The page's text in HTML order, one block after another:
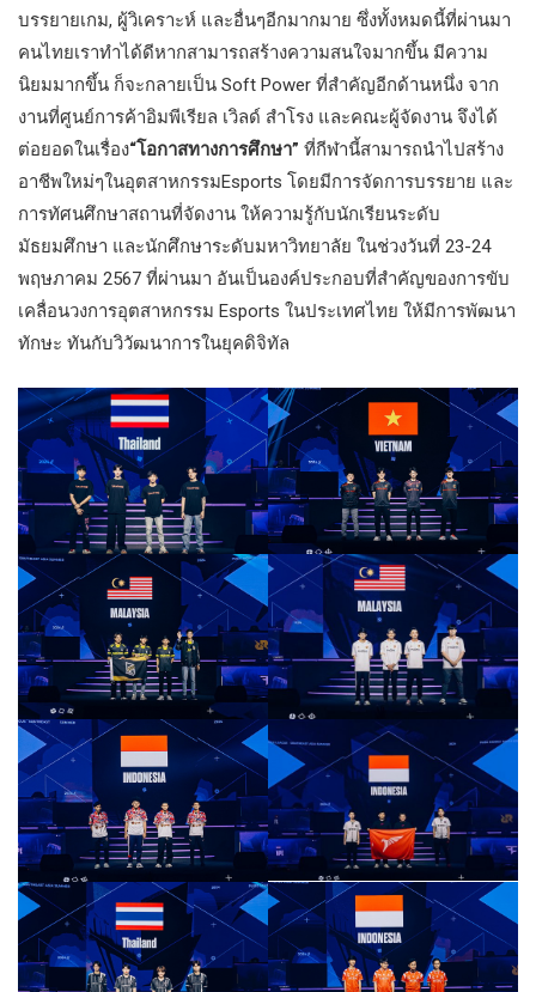
บรรยายเกม, ผู้วิเคราะห์ และอื่นๆอีกมากมาย ซึ่งทั้งหมดนี้ที่ผ่านมา
คนไทยเราทำได้ดีหากสามารถสร้างความสนใจมากขึ้น มีความ
นิยมมากขึ้น ก็จะกลายเป็น Soft Power ที่สำคัญอีกด้านหนึ่ง จาก
งานที่ศูนย์การค้าอิมพีเรียล เวิลด์ สำโรง และคณะผู้จัดงาน จึงได้
ต่อยอดในเรื่อง“โอกาสทางการศึกษา” ที่กีฬานี้สามารถนำไปสร้าง
อาชีพใหม่ๆในอุตสาหกรรมEsports โดยมีการจัดการบรรยาย และ
การทัศนศึกษาสถานที่จัดงาน ให้ความรู้กับนักเรียนระดับ
มัธยมศึกษา และนักศึกษาระดับมหาวิทยาลัย ในช่วงวันที่ 23-24
พฤษภาคม 2567 ที่ผ่านมา อันเป็นองค์ประกอบที่สำคัญของการขับ
เคลื่อนวงการอุตสาหกรรม Esports ในประเทศไทย ให้มีการพัฒนา
ทักษะ ทันกับวิวัฒนาการในยุคดิจิทัล